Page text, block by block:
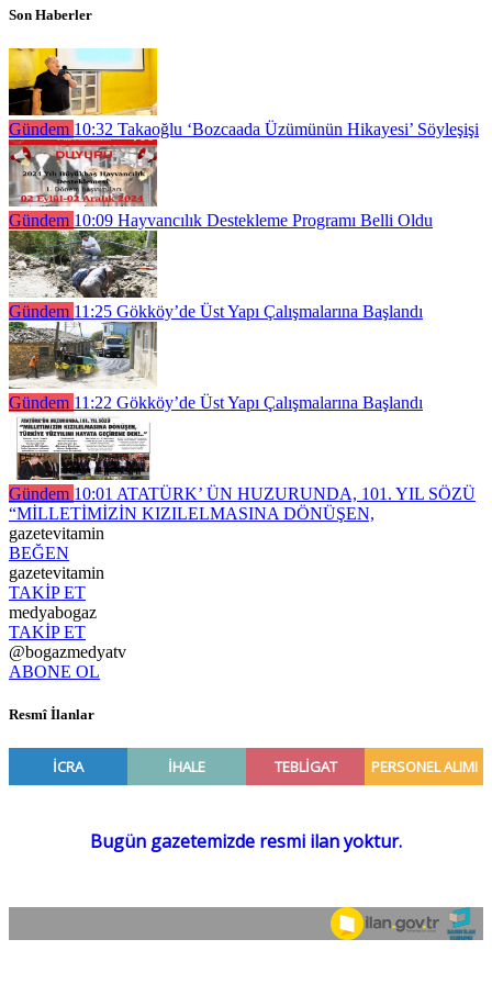
Son Haberler
Gündem 10:32 Takaoğlu ‘Bozcaada Üzümünün Hikayesi’ Söyleşişi
Gündem 10:09 Hayvancılık Destekleme Programı Belli Oldu
Gündem 11:25 Gökköy’de Üst Yapı Çalışmalarına Başlandı
Gündem 11:22 Gökköy’de Üst Yapı Çalışmalarına Başlandı
Gündem 10:01 ATATÜRK’ ÜN HUZURUNDA, 101. YIL SÖZÜ
“MİLLETİMİZİN KIZILELMASINA DÖNÜŞEN,
gazetevitamin
BEĞEN
gazetevitamin
TAKİP ET
medyabogaz
TAKİP ET
@bogazmedyatv
ABONE OL
Resmî İlanlar